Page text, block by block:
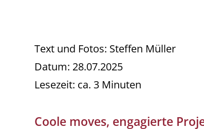
Text und Fotos: Steffen Müller
Datum: 28.07.2025
Lesezeit: ca. 3 Minuten
Coole moves, engagierte